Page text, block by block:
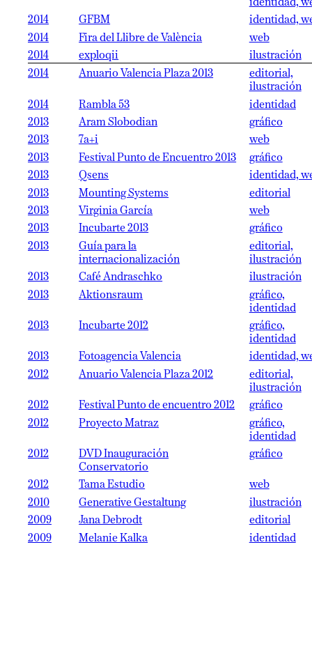
identidad,
2014
GFBM
identidad,
2014
Fira del Llibre de València
web
2014
exploqii
ilustración
2014
Anuario Valencia Plaza 2013
editorial,
ilustración
2014
Rambla 53
identidad
2013
Aram Slobodian
gráfico
2013
7a+i
web
2013
Festival Punto de Encuentro 2013
gráfico
2013
Qsens
identidad,
2013
Mounting Systems
editorial
2013
Virginia García
web
2013
Incubarte 2013
gráfico
2013
Guía para la
internacionalización
editorial,
ilustración
2013
Café Andraschko
ilustración
2013
Aktionsraum
gráfico,
identidad
2013
Incubarte 2012
gráfico,
identidad
2013
Fotoagencia Valencia
identidad,
2012
Anuario Valencia Plaza 2012
editorial,
ilustración
2012
Festival Punto de encuentro 2012
gráfico
2012
Proyecto Matraz
gráfico,
identidad
2012
DVD Inauguración
Conservatorio
gráfico
2012 Tama Estudio
web
2010
Generative Gestaltung
ilustración
2009
Jana Debrodt
editorial
2009
Melanie Kalka identidad